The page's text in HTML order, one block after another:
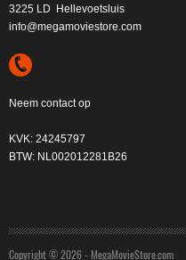
3225 LD Hellevoetsluis
info@megamoviestore.com
Neem contact op
KVK: 24245797
BTW: NL002012281B26
Copyright © 2026 - MegaMovieStore.com